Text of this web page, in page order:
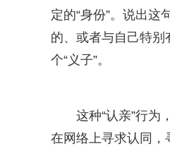
定的“身份”。说出这
的、或者与自己特别
个“义子”。
这种“认亲”行为
在网络上寻求认同，